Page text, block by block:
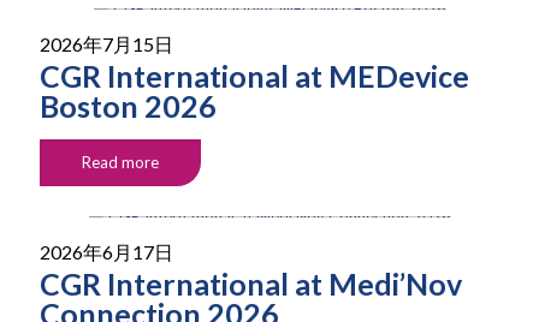
2026年7月15日
CGR International at MEDevice
Boston 2026
Read more
2026年6月17日
CGR International at Medi’Nov
Connection 2026